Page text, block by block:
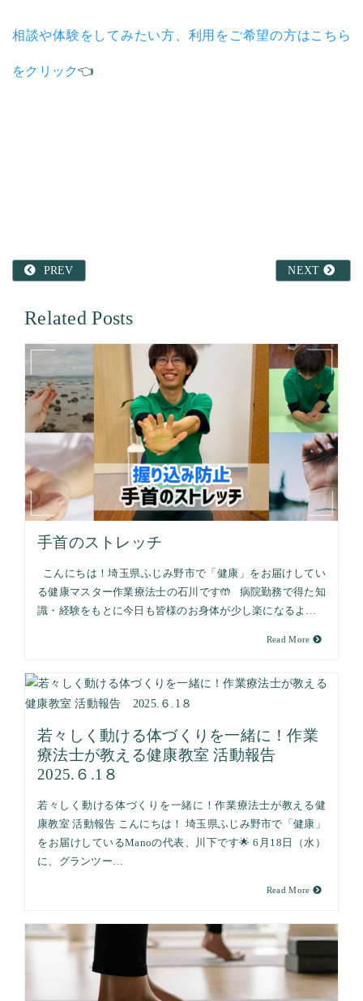
相談や体験をしてみたい方、利用をご希望の方はこちら
をクリック👈
PREV NEXT
Related Posts
手首のストレッチ
こんにちは！埼玉県ふじみ野市で「健康」をお届けしてい
る健康マスター作業療法士の石川です🤲 病院勤務で得た知
識・経験をもとに今日も皆様のお身体が少し楽になるよ…
Read More
若々しく動ける体づくりを一緒に！作業
療法士が教える健康教室 活動報告
2025.６.1８
若々しく動ける体づくりを一緒に！作業療法士が教える健
康教室 活動報告 こんにちは！ 埼玉県ふじみ野市で「健康」
をお届けしているManoの代表、川下です🌟 6月18日（水）
に、グランツー…
Read More